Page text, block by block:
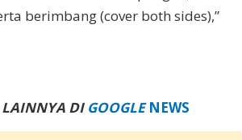
berimbang (cover both sides),”
LAINNYA DI GOOGLENEWS